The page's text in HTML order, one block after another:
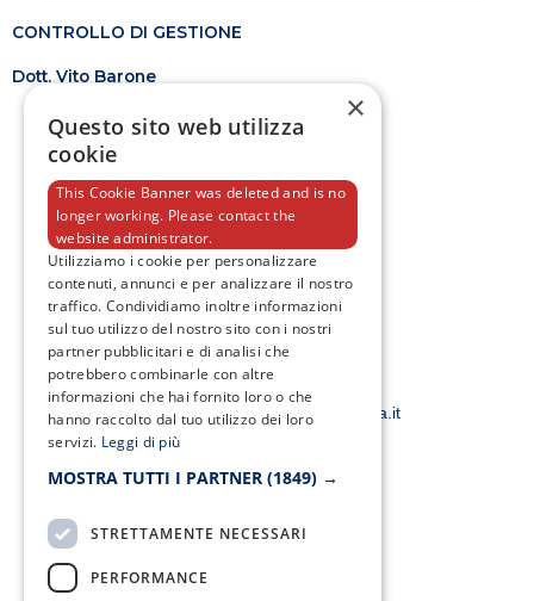
CONTROLLO DI GESTIONE
Dott. Vito Barone
Fax:
0823/21034
Email:
smacampaniaspa@pec.it –
info@smacampania.it
b
T
w
i
t
t
e
r
I
n
s
t
a
g
r
a
m
Y
o
u
t
u
b
e
×
Questo sito web utilizza
cookie
This Cookie Banner was deleted and is no
longer working. Please contact the
website administrator.
Utilizziamo i cookie per personalizzare
contenuti, annunci e per analizzare il nostro
traffico. Condividiamo inoltre informazioni
sul tuo utilizzo del nostro sito con i nostri
partner pubblicitari e di analisi che
potrebbero combinarle con altre
informazioni che hai fornito loro o che
hanno raccolto dal tuo utilizzo dei loro
servizi. Leggi di più
MOSTRA TUTTI I PARTNER (1849) →
STRETTAMENTE NECESSARI
PERFORMANCE